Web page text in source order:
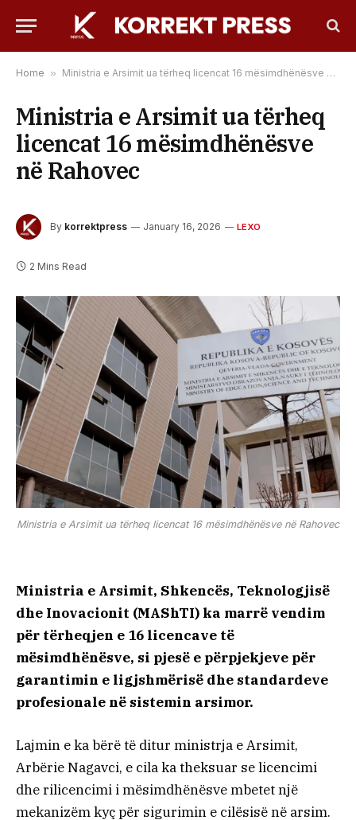
Home » Ministria e Arsimit ua tërheq licencat 16 mësimdhënësve në Rahovec
Ministria e Arsimit ua tërheq
licencat 16 mësimdhënësve
në Rahovec
By korrektpress January 16, 2026 LEXO
2 Mins Read
Ministria e Arsimit ua tërheq licencat 16 mësimdhënësve në Rahovec
Ministria e Arsimit, Shkencës, Teknologjisë
dhe Inovacionit (MAShTI) ka marrë vendim
për tërheqjen e 16 licencave të
mësimdhënësve, si pjesë e përpjekjeve për
garantimin e ligjshmërisë dhe standardeve
profesionale në sistemin arsimor.
Lajmin e ka bërë të ditur ministrja e Arsimit,
Arbërie Nagavci, e cila ka theksuar se licencimi
dhe rilicencimi i mësimdhënësve mbetet një
mekanizëm kyç për sigurimin e cilësisë në arsim.